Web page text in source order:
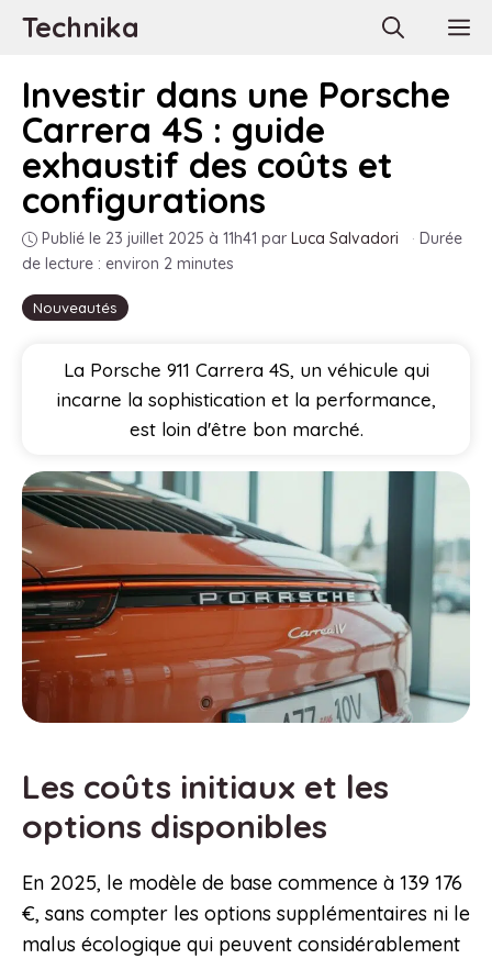
AllerTechnika
Nouveautés
Investir dans une Porsche
Carrera 4S : guide
exhaustif des coûts et
configurations
Publié le 23 juillet 2025 à 11h41 par Luca Salvadori · Durée
de lecture : environ 2 minutes
La Porsche 911 Carrera 4S, un véhicule qui
incarne la sophistication et la performance,
est loin d'être bon marché.
Les coûts initiaux et les
options disponibles
En 2025, le modèle de base commence à 139 176
€, sans compter les options supplémentaires ni le
malus écologique qui peuvent considérablement